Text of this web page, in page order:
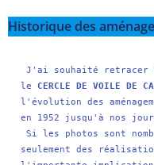
Historique des
le CERCLE DE VOILE DE
l'évolution des
en 1952 jusqu'à nos
seulement des